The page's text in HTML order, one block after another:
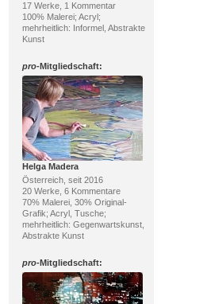
17 Werke, 1 Kommentar
100% Malerei; Acryl;
mehrheitlich: Informel, Abstrakte
Kunst
pro-Mitgliedschaft:
Helga Madera
Österreich, seit 2016
20 Werke, 6 Kommentare
70% Malerei, 30% Original-
Grafik; Acryl, Tusche;
mehrheitlich: Gegenwartskunst,
Abstrakte Kunst
pro-Mitgliedschaft: